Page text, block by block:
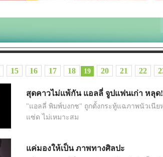
15 16 17 18 19 20 21 22
สุดคาวไม่เเพ้กัน แอลลี่ จูปแฟนเก่า หลุด
"แอลลี่ พิมพ์บงกช" ถูกตั้งกระทู้แฉภาพนัวเนี
แซ่ด ไม่เหมาะสม
แค่มองให้เป็น ภาพทางศิลปะ